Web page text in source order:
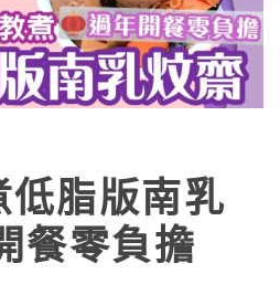
低脂版南乳
餐零負擔